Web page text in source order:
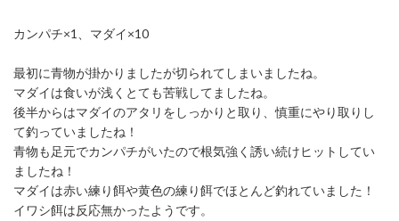
カンパチ×1、マダイ×10
最初に青物が掛かりましたが切られてしまいましたね。
マダイは食いが浅くとても苦戦してましたね。
後半からはマダイのアタリをしっかりと取り、慎重にやり取りし
て釣っていましたね！
青物も足元でカンパチがいたので根気強く誘い続けヒットしてい
ましたね！
マダイは赤い練り餌や黄色の練り餌でほとんど釣れていました！
イワシ餌は反応無かったようです。